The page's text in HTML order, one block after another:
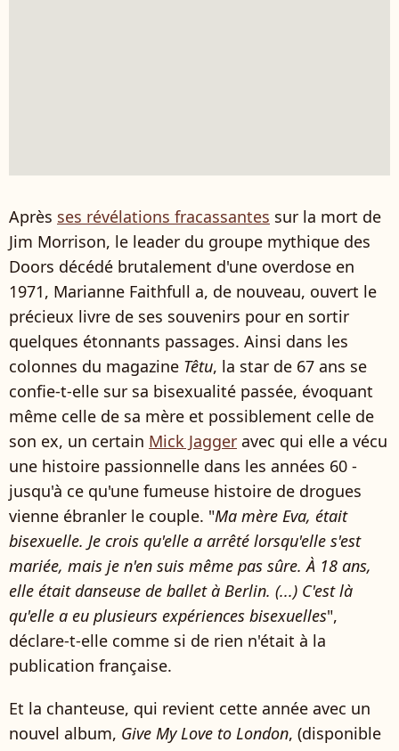
Après ses révélations fracassantes sur la mort de
Jim Morrison, le leader du groupe mythique des
Doors décédé brutalement d'une overdose en
1971, Marianne Faithfull a, de nouveau, ouvert le
précieux livre de ses souvenirs pour en sortir
quelques étonnants passages. Ainsi dans les
colonnes du magazine Têtu, la star de 67 ans se
confie-t-elle sur sa bisexualité passée, évoquant
même celle de sa mère et possiblement celle de
son ex, un certain Mick Jagger avec qui elle a vécu
une histoire passionnelle dans les années 60 -
jusqu'à ce qu'une fumeuse histoire de drogues
vienne ébranler le couple. "Ma mère Eva, était
bisexuelle. Je crois qu'elle a arrêté lorsqu'elle s'est
mariée, mais je n'en suis même pas sûre. À 18 ans,
elle était danseuse de ballet à Berlin. (...) C'est là
qu'elle a eu plusieurs expériences bisexuelles",
déclare-t-elle comme si de rien n'était à la
publication française.
Et la chanteuse, qui revient cette année avec un
nouvel album, Give My Love to London, (disponible